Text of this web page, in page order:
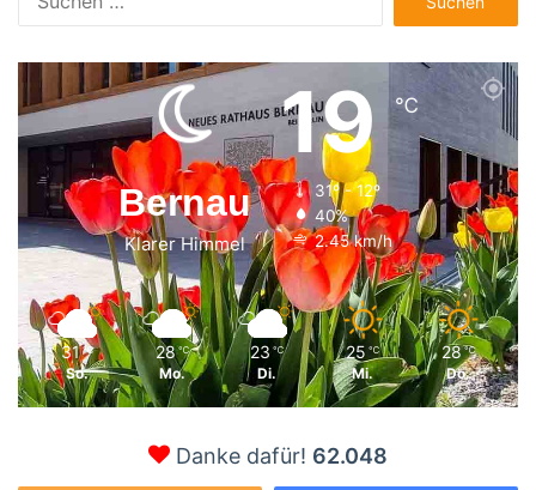
nach:
Bernau
Klarer Himmel
19℃
31º - 12º
40%
2.45 km/h
31 ℃
So.
28 ℃
Mo.
23 ℃
Di.
25 ℃
Mi.
28 ℃
Do.
Danke dafür! 62.048